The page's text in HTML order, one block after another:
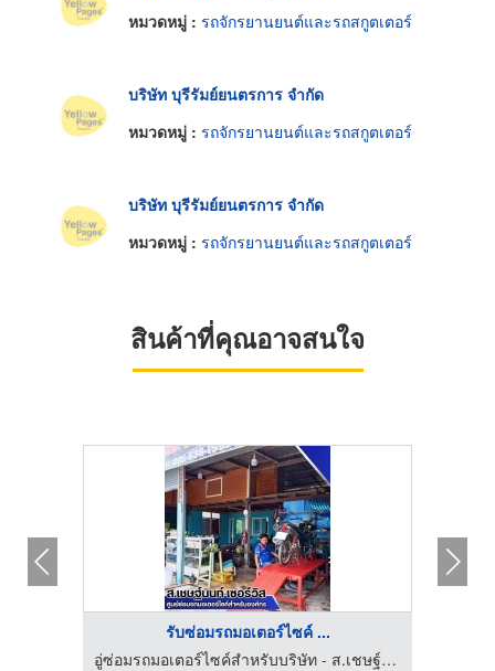
หมวดหมู่ : รถจักรยานยนต์และรถสกูตเตอร์
บริษัท บุรีรัมย์ยนตรการ จำกัด
หมวดหมู่ : รถจักรยานยนต์และรถสกูตเตอร์
บริษัท บุรีรัมย์ยนตรการ จำกัด
หมวดหมู่ : รถจักรยานยนต์และรถสกูตเตอร์
สินค้าที่คุณอาจสนใจ
รับซ่อมรถมอเตอร์ไซค์ ...
อู่ซ่อมรถมอเตอร์ไซค์สำหรับบริษัท - ส.เชษฐ์นนท์ เซอร์วิส